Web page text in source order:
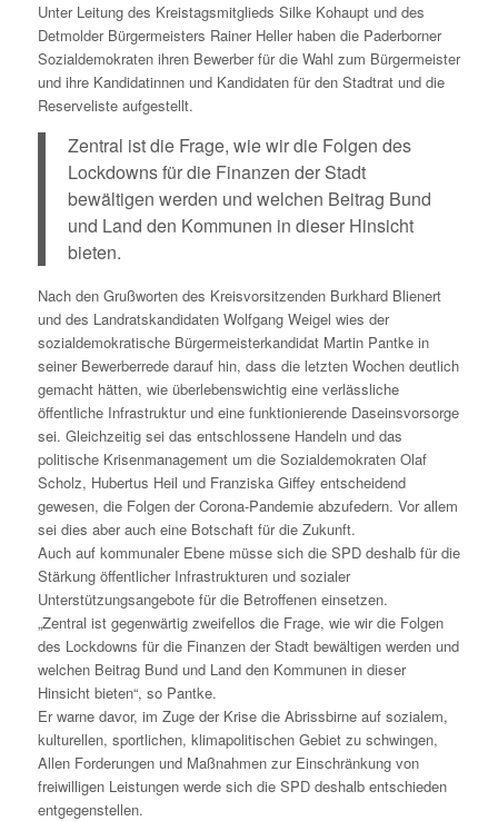
Unter Leitung des Kreistagsmitglieds Silke Kohaupt und des
Detmolder Bürgermeisters Rainer Heller haben die Paderborner
Sozialdemokraten ihren Bewerber für die Wahl zum Bürgermeister
und ihre Kandidatinnen und Kandidaten für den Stadtrat und die
Reserveliste aufgestellt.
Zentral ist die Frage, wie wir die Folgen des
Lockdowns für die Finanzen der Stadt
bewältigen werden und welchen Beitrag Bund
und Land den Kommunen in dieser Hinsicht
bieten.
Nach den Grußworten des Kreisvorsitzenden Burkhard Blienert
und des Landratskandidaten Wolfgang Weigel wies der
sozialdemokratische Bürgermeisterkandidat Martin Pantke in
seiner Bewerberrede darauf hin, dass die letzten Wochen deutlich
gemacht hätten, wie überlebenswichtig eine verlässliche
öffentliche Infrastruktur und eine funktionierende Daseinsvorsorge
sei. Gleichzeitig sei das entschlossene Handeln und das
politische Krisenmanagement um die Sozialdemokraten Olaf
Scholz, Hubertus Heil und Franziska Giffey entscheidend
gewesen, die Folgen der Corona-Pandemie abzufedern. Vor allem
sei dies aber auch eine Botschaft für die Zukunft.
Auch auf kommunaler Ebene müsse sich die SPD deshalb für die
Stärkung öffentlicher Infrastrukturen und sozialer
Unterstützungsangebote für die Betroffenen einsetzen.
„Zentral ist gegenwärtig zweifellos die Frage, wie wir die Folgen
des Lockdowns für die Finanzen der Stadt bewältigen werden und
welchen Beitrag Bund und Land den Kommunen in dieser
Hinsicht bieten“, so Pantke.
Er warne davor, im Zuge der Krise die Abrissbirne auf sozialem,
kulturellen, sportlichen, klimapolitischen Gebiet zu schwingen,
Allen Forderungen und Maßnahmen zur Einschränkung von
freiwilligen Leistungen werde sich die SPD deshalb entschieden
entgegenstellen.